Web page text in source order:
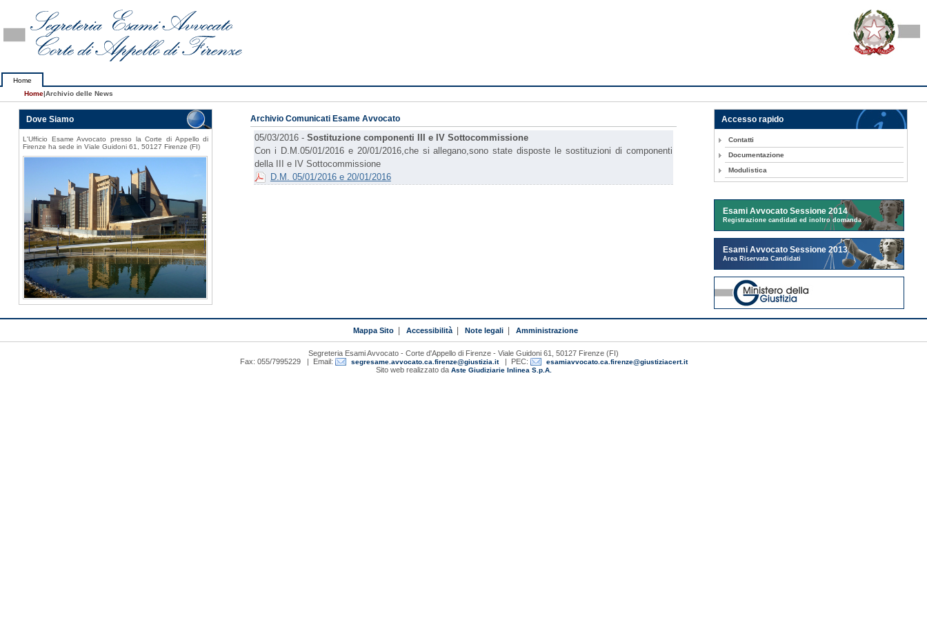
Home
Home|Archivio delle News
Archivio Comunicati Esame Avvocato
05/03/2016 - Sostituzione componenti III e IV Sottocommissione
Con i D.M.05/01/2016 e 20/01/2016,che si allegano,sono state disposte le sostituzioni di componenti
della III e IV Sottocommissione
D.M. 05/01/2016 e 20/01/2016
Dove Siamo
L'Ufficio Esame Avvocato presso la Corte di Appello di
Firenze ha sede in Viale Guidoni 61, 50127 Firenze (FI)
Accesso rapido
Contatti
Documentazione
Modulistica
Esami Avvocato Sessione 2014
Registrazione candidati ed inoltro domanda
Esami Avvocato Sessione 2013
Area Riservata Candidati
Mappa Sito Accessibilità Note legali Amministrazione
Segreteria Esami Avvocato - Corte d'Appello di Firenze - Viale Guidoni 61, 50127 Firenze (FI)
Fax: 055/7995229 | Email:
segresame.avvocato.ca.firenze@giustizia.it| PEC: esamiavvocato.ca.firenze@giustiziacert.it
Sito web realizzato da Aste Giudiziarie Inlinea S.p.A.